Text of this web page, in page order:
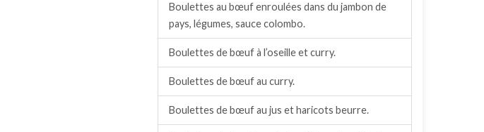
Boulettes au bœuf enroulées dans du jambon de
pays, légumes, sauce colombo.
Boulettes de bœuf à l’oseille et curry.
Boulettes de bœuf au curry.
Boulettes de bœuf au jus et haricots beurre.